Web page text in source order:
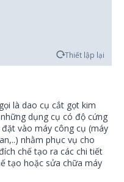
ramping cho vật liệu
Thiết lập lại
là dao cụ cắt gọt kim
dụng cụ có độ cứng
vào máy công cụ (máy
nhằm phục vụ cho
chế tạo ra các chi tiết
tạo hoặc sửa chữa máy